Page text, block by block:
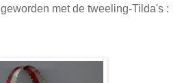
met de tweeling-Tilda's :